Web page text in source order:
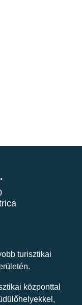
turisztikai
központtal